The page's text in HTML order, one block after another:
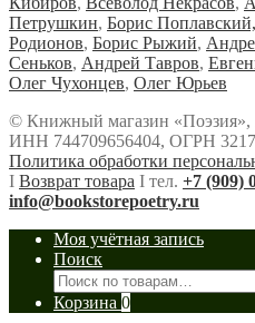
Петрушкин, Борис Поплавский,
Родионов, Борис Рыжий,
Сеньков, Андрей Тавров,
Олег Чухонцев, Олег Юрьев
© Книжный магазин
ИНН 744709656404, ОГРН
Политика обработки
Ι Возврат товара Ι тел. +7 (909)
info@bookstorepoetry.ru
Моя учётная запись
Поиск
Искать:
Корзина 0